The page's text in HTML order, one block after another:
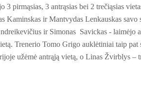
pirmąsias, 3 antrąsias bei 2 trečiąsias
Kaminskas ir Mantvydas Lenkauskas savo
ir Simonas Savickas - laimėjo
Trenerio Tomo Grigo auklėtiniai taip pat
užėmė antrąją vietą, o Linas Žvirblys –